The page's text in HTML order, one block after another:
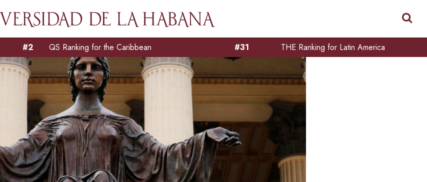
QS Ranking for the Caribbean THE Ranking for Latin America
#2 #31